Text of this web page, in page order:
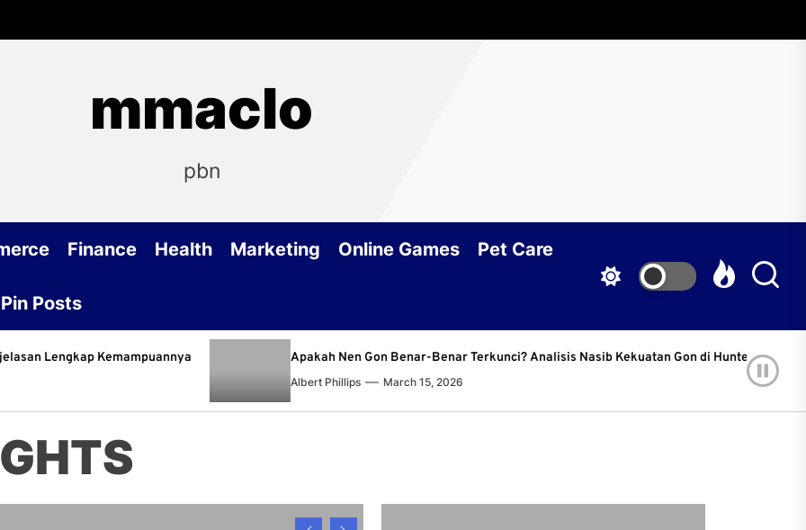
mmaclo
pbn
Finance Health Marketing Online Games Pet Care
Pin Posts
Kemampuannya Apakah Nen Gon Benar-Benar Terkunci? Analisis Nasib Kekuatan Gon di Hunter x Hunter
Albert Phillips March 15, 2026